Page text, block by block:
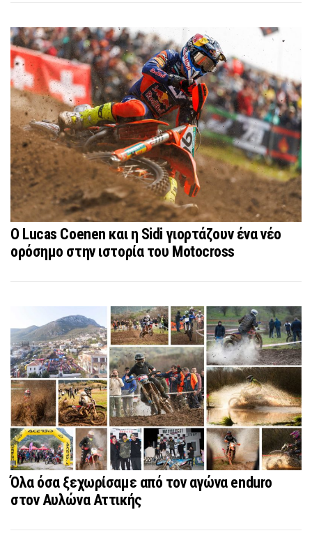
Ο Lucas Coenen και η Sidi γιορτάζουν ένα νέο
ορόσημο στην ιστορία του Motocross
Όλα όσα ξεχωρίσαμε από τον αγώνα enduro
στον Αυλώνα Αττικής